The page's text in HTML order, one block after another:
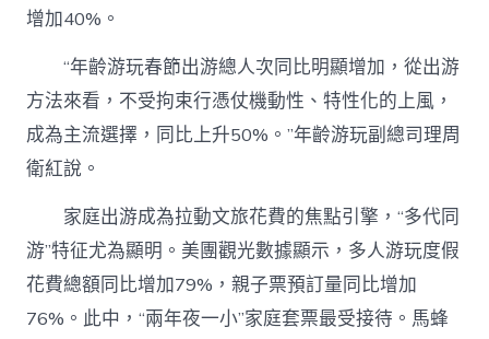
增加40%。
“年齡游玩春節出游總人次同比明顯增加，從出游
方法來看，不受拘束行憑仗機動性、特性化的上風，
成為主流選擇，同比上升50%。”年齡游玩副總司理周
衛紅說。
家庭出游成為拉動文旅花費的焦點引擎，“多代同
游”特征尤為顯明。美團觀光數據顯示，多人游玩度假
花費總額同比增加79%，親子票預訂量同比增加
76%。此中，“兩年夜一小”家庭套票最受接待。馬蜂